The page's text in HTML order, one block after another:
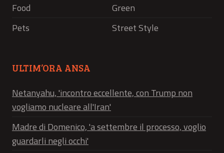
Food
Green
Pets
Street Style
ULTIM’ORA ANSA
Netanyahu, 'incontro eccellente, con Trump non
vogliamo nucleare all'Iran'
Madre di Domenico, 'a settembre il processo, voglio
guardarli negli occhi'